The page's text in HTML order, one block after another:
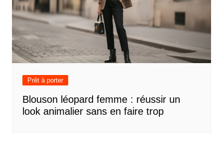
Prêt à porter
Blouson léopard femme : réussir un
look animalier sans en faire trop